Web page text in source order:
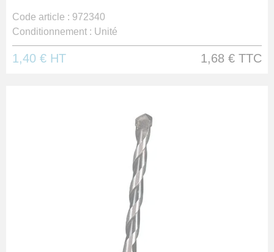
Code article : 972340
Conditionnement : Unité
1,40 € HT 1,68 € TTC